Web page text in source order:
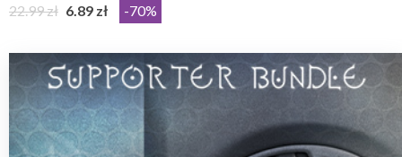
22.99 zł 6.89 zł -70%